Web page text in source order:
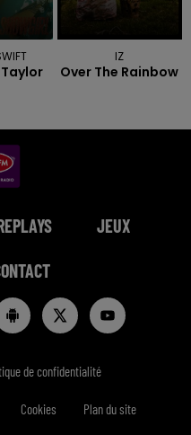
IZ
Over The Rainbow
JEUX
de confidentialité
Cookies Plan du site